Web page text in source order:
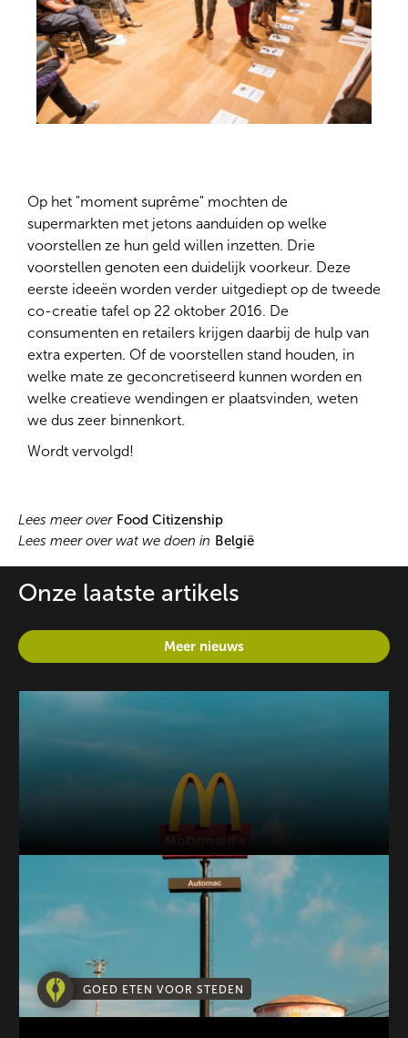
Op het "moment suprême" mochten de
supermarkten met jetons aanduiden op welke
voorstellen ze hun geld willen inzetten. Drie
voorstellen genoten een duidelijk voorkeur. Deze
eerste ideeën worden verder uitgediept op de tweede
co-creatie tafel op 22 oktober 2016. De
consumenten en retailers krijgen daarbij de hulp van
extra experten. Of de voorstellen stand houden, in
welke mate ze geconcretiseerd kunnen worden en
welke creatieve wendingen er plaatsvinden, weten
we dus zeer binnenkort.
Wordt vervolgd!
Lees meer over Food Citizenship
Lees meer over wat we doen in België
Onze laatste artikels
Meer nieuws
GOED ETEN VOOR STEDEN